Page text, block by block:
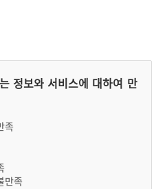
정보와 서비스에 대하여 만
족
만족